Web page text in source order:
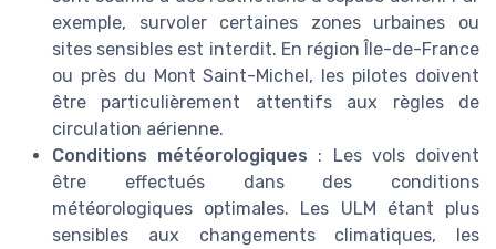
exemple, survoler certaines zones urbaines ou
sites sensibles est interdit. En région Île-de-France
ou près du Mont Saint-Michel, les pilotes doivent
être particulièrement attentifs aux règles de
circulation aérienne.
Conditions météorologiques : Les vols doivent
être effectués dans des conditions
météorologiques optimales. Les ULM étant plus
sensibles aux changements climatiques, les